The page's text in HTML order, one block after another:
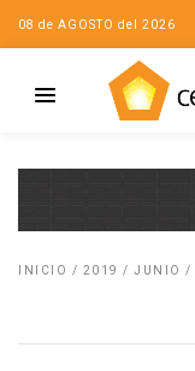
08 de AGOSTO del 2026
INICIO / 2019 / JUNIO /